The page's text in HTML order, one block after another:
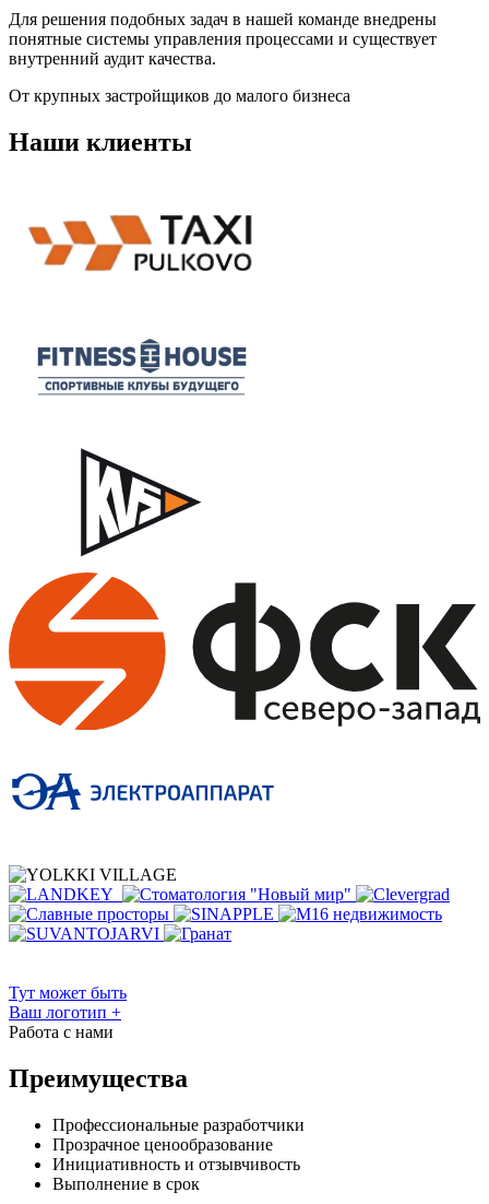
Для решения подобных задач в нашей команде внедрены
понятные системы управления процессами и существует
внутренний аудит качества.
От крупных застройщиков до малого бизнеса
Наши клиенты
Тут может быть
Ваш логотип +
Работа с нами
Преимущества
Профессиональные разработчики
Прозрачное ценообразование
Инициативность и отзывчивость
Выполнение в срок